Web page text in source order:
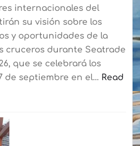
internacionales del
su visión sobre los
y oportunidades de la
cruceros durante Seatrade
que se celebrará los
de septiembre en el… Read